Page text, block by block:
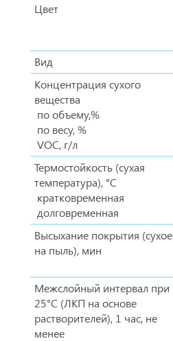
Цвет
Вид
Концентрация сухого
вещества
по объему,%
по весу, %
VOC, г/л
Термостойкость (сухая
температура), °С
кратковременная
долговременная
Высыхание покрытия (сухое
на пыль), мин
Межслойный интервал при
25°С (ЛКП на основе
растворителей), 1 час, не
менее